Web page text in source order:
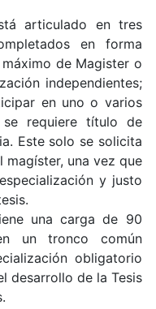
articulado en tres
en forma
de Magister o
independientes;
en uno o varios
requiere título de
Este solo se solicita
magíster, una vez que
y justo
una carga de 90
un tronco común
obligatorio
desarrollo de la Tesis